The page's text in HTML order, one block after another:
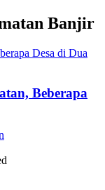
Banjir
Beberapa